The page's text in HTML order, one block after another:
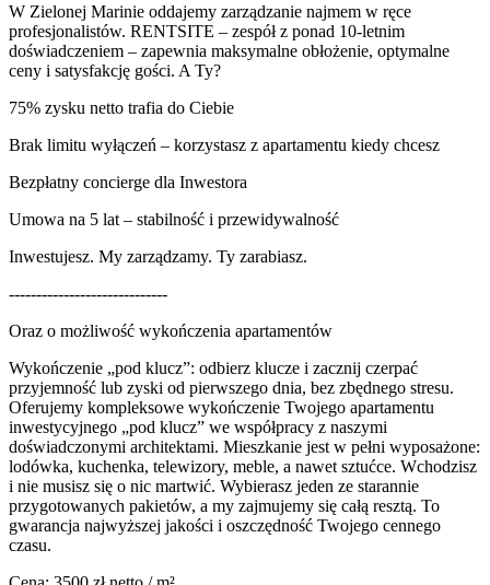
W Zielonej Marinie oddajemy zarządzanie najmem w ręce
profesjonalistów. RENTSITE – zespół z ponad 10-letnim
doświadczeniem – zapewnia maksymalne obłożenie, optymalne
ceny i satysfakcję gości. A Ty?
75% zysku netto trafia do Ciebie
Brak limitu wyłączeń – korzystasz z apartamentu kiedy chcesz
Bezpłatny concierge dla Inwestora
Umowa na 5 lat – stabilność i przewidywalność
Inwestujesz. My zarządzamy. Ty zarabiasz.
-----------------------------
Oraz o możliwość wykończenia apartamentów
Wykończenie „pod klucz”: odbierz klucze i zacznij czerpać
przyjemność lub zyski od pierwszego dnia, bez zbędnego stresu.
Oferujemy kompleksowe wykończenie Twojego apartamentu
inwestycyjnego „pod klucz” we współpracy z naszymi
doświadczonymi architektami. Mieszkanie jest w pełni wyposażone:
lodówka, kuchenka, telewizory, meble, a nawet sztućce. Wchodzisz
i nie musisz się o nic martwić. Wybierasz jeden ze starannie
przygotowanych pakietów, a my zajmujemy się całą resztą. To
gwarancja najwyższej jakości i oszczędność Twojego cennego
czasu.